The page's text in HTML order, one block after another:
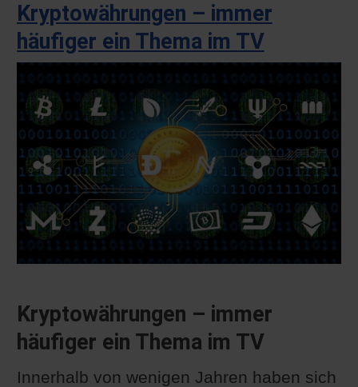
Kryptowährungen – immer
häufiger ein Thema im TV
Kryptowährungen – immer
häufiger ein Thema im TV
Innerhalb von wenigen Jahren haben sich